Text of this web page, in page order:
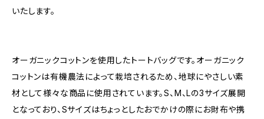
いたします。
オーガニックコットンを使用したトートバッグです。オーガニック
コットンは有機農法によって栽培されるため、地球にやさしい素
材として様々な商品に使用されています。S、M、Lの3サイズ展開
となっており、Sサイズはちょっとしたおでかけの際にお財布や携